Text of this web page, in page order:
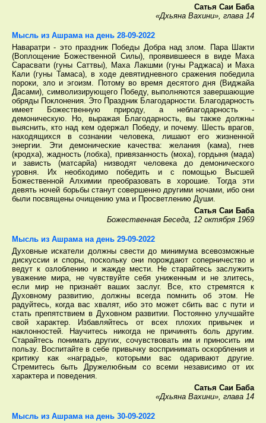
Сатья Саи Баба
«Дхьяна Вахини», глава 14
Мысль из Ашрама на день 28-09-2022
Наваратри - это праздник Победы Добра над злом. Пара Шакти
(Воплощение Божественной Силы), проявившееся в виде Маха
Сарасвати (гуны Саттвы), Маха Лакшми (гуны Раджаса) и Маха
Кали (гуны Тамаса), в ходе девятидневного сражения победила
пороки, зло и эгоизм. Потому во время десятого дня (Виджайа
Дасами), символизирующего Победу, выполняются завершающие
обряды Поклонения. Это Праздник Благодарности. Благодарность
имеет Божественную природу, а неблагодарность -
демоническую. Но, выражая Благодарность, вы также должны
выяснить, кто над кем одержал Победу, и почему. Шесть врагов,
находящихся в сознании человека, лишают его жизненной
энергии. Эти демонические качества: желания (кама), гнев
(кродха), жадность (лобха), привязанность (моха), гордыня (мада)
и зависть (матсарйа) низводят человека до демонического
уровня. Их необходимо победить и с помощью Высшей
Божественной Алхимии преобразовать в хорошие. Тогда эти
девять ночей борьбы станут совершенно другими ночами, ибо они
были посвящены очищению ума и Просветлению Души.
Сатья Саи Баба
Божественная Беседа, 12 октября 1969
Мысль из Ашрама на день 29-09-2022
Духовные искатели должны свести до минимума всевозможные
дискуссии и споры, поскольку они порождают соперничество и
ведут к озлоблению и жажде мести. Не старайтесь заслужить
уважение мира, не чувствуйте себя униженным и не злитесь,
если мир не признаёт ваших заслуг. Все, кто стремятся к
Духовному развитию, должны всегда помнить об этом. Не
радуйтесь, когда вас хвалят, ибо это может сбить вас с пути и
стать препятствием в Духовном развитии. Постоянно улучшайте
свой характер. Избавляйтесь от всех плохих привычек и
наклонностей. Научитесь никогда не причинять боль другим.
Старайтесь понимать других, сочувствовать им и приносить им
пользу. Воспитайте в себе привычку воспринимать оскорбления и
критику как «награды», которыми вас одаривают другие.
Стремитесь быть Дружелюбным со всеми независимо от их
характера и поведения.
Сатья Саи Баба
«Дхьяна Вахини», глава 14
Мысль из Ашрама на день 30-09-2022